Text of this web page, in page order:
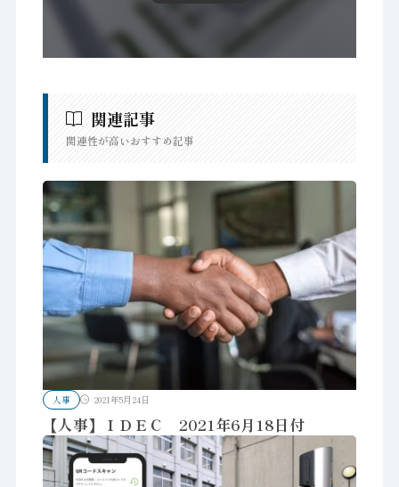
関連記事
関連性が高いおすすめ記事
人事 2021年5月24日
【人事】ＩＤＥＣ 2021年6月18日付